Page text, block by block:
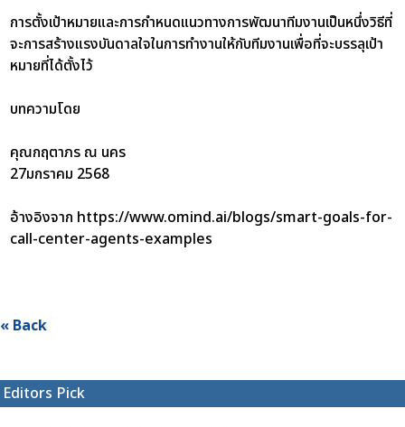
การตั้งเป้าหมายและการกำหนดแนวทางการพัฒนาทีมงานเป็นหนึ่งวิธีที่
จะการสร้างแรงบันดาลใจในการทำงานให้กับทีมงานเพื่อที่จะบรรลุเป้า
หมายที่ได้ตั้งไว้
บทความโดย
คุณกฤตาภร ณ นคร
27มกราคม 2568
อ้างอิงจาก https://www.omind.ai/blogs/smart-goals-for-
call-center-agents-examples
« Back
Editors Pick